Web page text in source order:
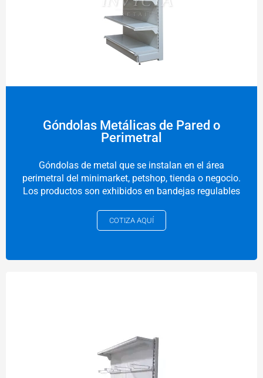
Góndolas Metálicas de Pared o
Perimetral
Góndolas de metal que se instalan en el área
perimetral del minimarket, petshop, tienda o negocio.
Los productos son exhibidos en bandejas regulables
COTIZA AQUÍ